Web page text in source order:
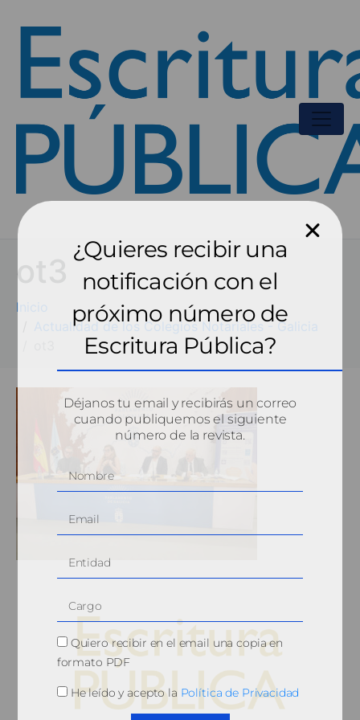
Inicio
Actualidad de los Colegios Notariales - Galicia
¿Quieres recibir una
notificación con el
próximo número de
Escritura Pública?
Déjanos tu email y recibirás un correo
cuando publiquemos el siguiente
número de la revista.
Quiero recibir en el email una copia en
formato PDF
He leído y acepto la Política de Privacidad